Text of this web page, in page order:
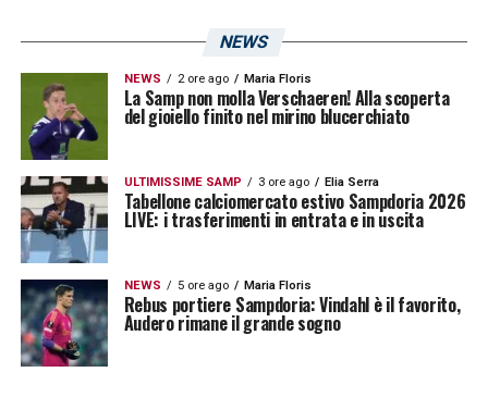
NEWS
NEWS 2 ore ago Maria Floris
La Samp non molla Verschaeren! Alla scoperta
del gioiello finito nel mirino blucerchiato
ULTIMISSIME SAMP 3 ore ago Elia Serra
Tabellone calciomercato estivo Sampdoria 2026
LIVE: i trasferimenti in entrata e in uscita
NEWS 5 ore ago Maria Floris
Rebus portiere Sampdoria: Vindahl è il favorito,
Audero rimane il grande sogno